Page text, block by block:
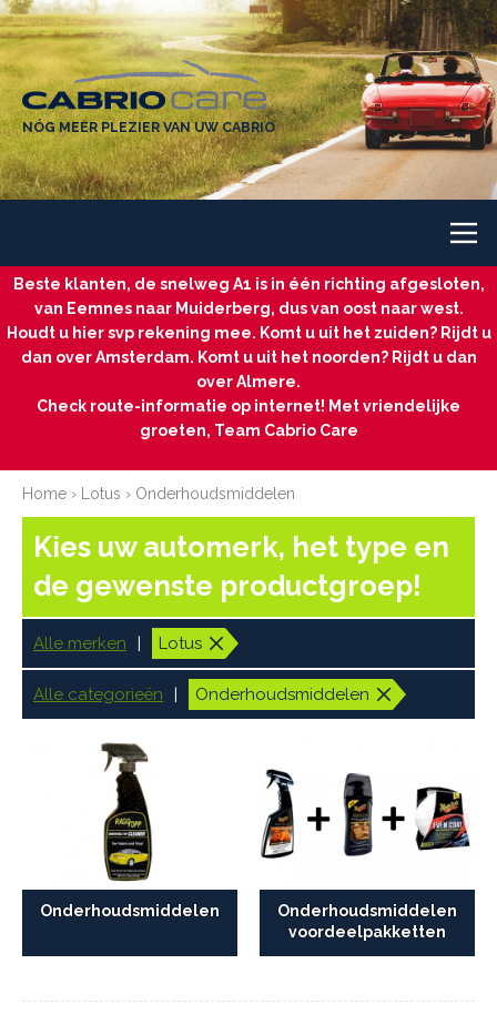
NÓG MEER PLEZIER VAN UW CABRIO
Beste klanten, de snelweg A1 is in één richting afgesloten,
van Eemnes naar Muiderberg, dus van oost naar west.
Houdt u hier svp rekening mee. Komt u uit het zuiden? Rijdt u
dan over Amsterdam. Komt u uit het noorden? Rijdt u dan
over Almere.
Check route-informatie op internet! Met vriendelijke
groeten, Team Cabrio Care
Home › Lotus › Onderhoudsmiddelen
Kies uw automerk, het type en
de gewenste productgroep!
Alle merken Lotus
Alle categorieën Onderhoudsmiddelen
Onderhoudsmiddelen
Onderhoudsmiddelen
voordeelpakketten